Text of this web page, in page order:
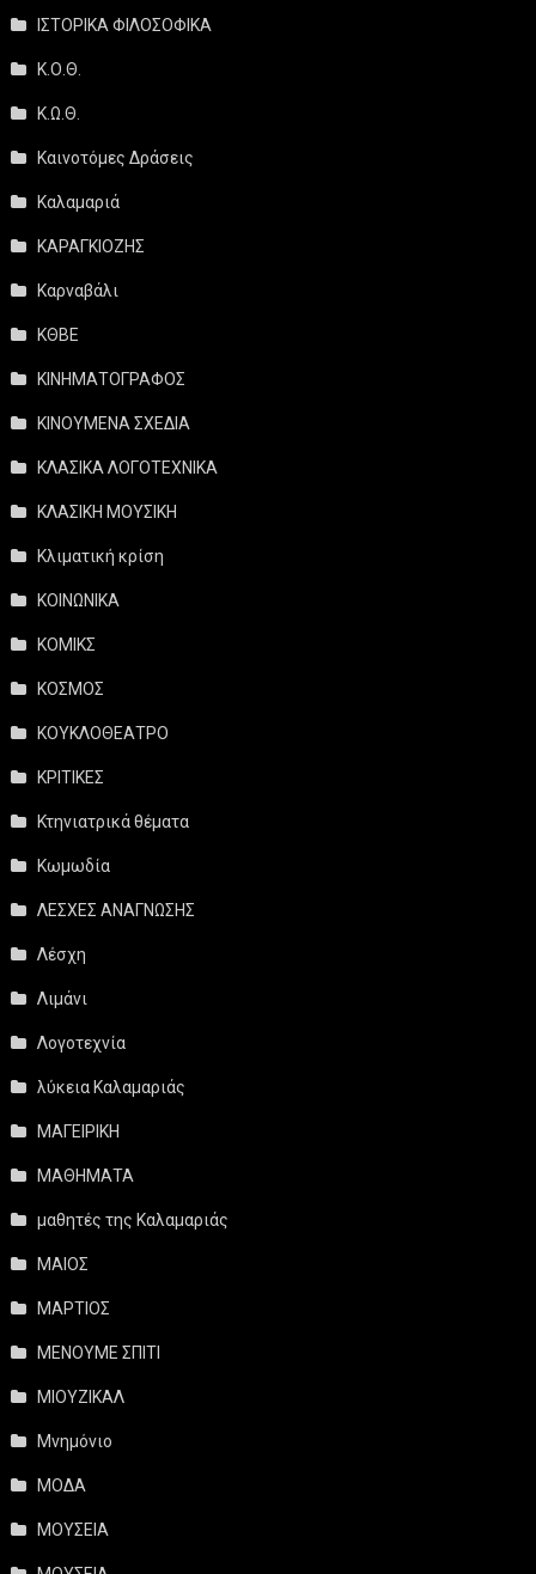
ΙΣΤΟΡΙΚΑ ΦΙΛΟΣΟΦΙΚΑ
Κ.Ο.Θ.
Κ.Ω.Θ.
Καινοτόμες Δράσεις
Καλαμαριά
ΚΑΡΑΓΚΙΟΖΗΣ
Καρναβάλι
ΚΘΒΕ
ΚΙΝΗΜΑΤΟΓΡΑΦΟΣ
ΚΙΝΟΥΜΕΝΑ ΣΧΕΔΙΑ
ΚΛΑΣΙΚΑ ΛΟΓΟΤΕΧΝΙΚΑ
ΚΛΑΣΙΚΗ ΜΟΥΣΙΚΗ
Κλιματική κρίση
ΚΟΙΝΩΝΙΚΑ
ΚΟΜΙΚΣ
ΚΟΣΜΟΣ
ΚΟΥΚΛΟΘΕΑΤΡΟ
ΚΡΙΤΙΚΕΣ
Κτηνιατρικά θέματα
Κωμωδία
ΛΕΣΧΕΣ ΑΝΑΓΝΩΣΗΣ
Λέσχη
Λιμάνι
Λογοτεχνία
λύκεια Καλαμαριάς
ΜΑΓΕΙΡΙΚΗ
ΜΑΘΗΜΑΤΑ
μαθητές της Καλαμαριάς
ΜΑΙΟΣ
ΜΑΡΤΙΟΣ
ΜΕΝΟΥΜΕ ΣΠΙΤΙ
ΜΙΟΥΖΙΚΑΛ
Μνημόνιο
ΜΟΔΑ
ΜΟΥΣΕΙΑ